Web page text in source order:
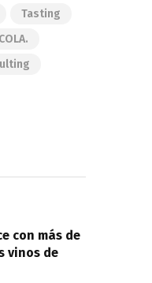
Tasting
con más de
vinos de